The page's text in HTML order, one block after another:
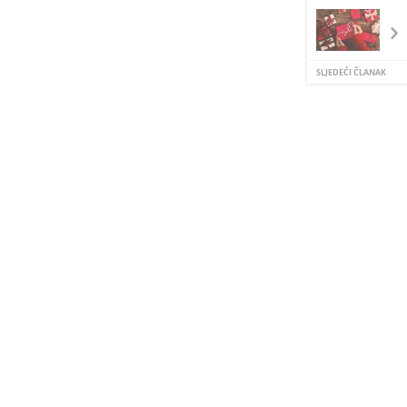
SLJEDEĆI ČLANAK